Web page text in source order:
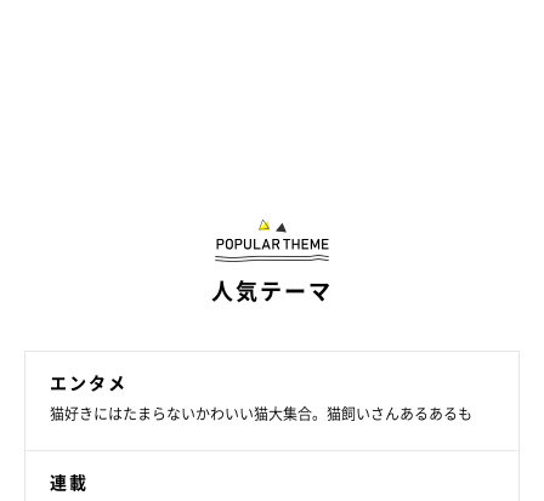
＠tategami93
ーー「あざとすぎるポーズ」も可愛かったですが、うたちゃんは
よくあのようなポーズをするのでしょうか？
人気テーマ
エンタメ
猫好きにはたまらないかわいい猫大集合。猫飼いさんあるあるも
連載